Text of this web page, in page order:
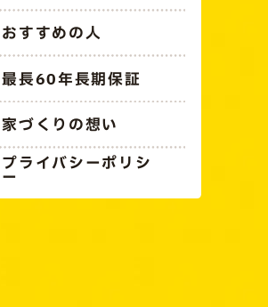
おすすめの人
最長60年長期保証
家づくりの想い
プライバシーポリシ
ー